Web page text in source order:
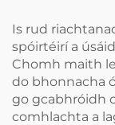
aghaidh an
Is rud
spóirtéirí a
Chomh maith
do bhonnacha
go gcabhróidh
comhlachta a